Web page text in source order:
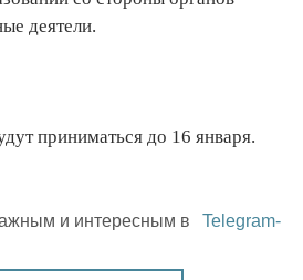
деятели.
приниматься до 16 января.
и интересным в
Telegram-